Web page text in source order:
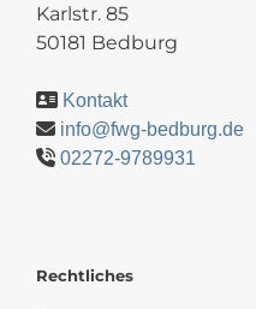
Karlstr. 85
50181 Bedburg
Kontakt
info@fwg-bedburg.de
02272-9789931
Rechtliches